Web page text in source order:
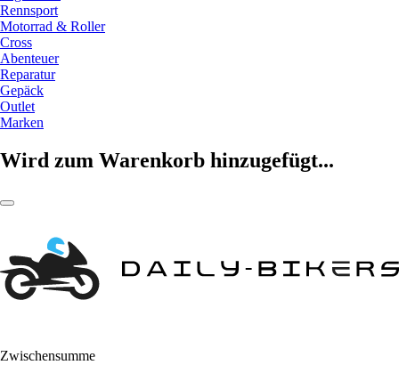
Rennsport
Motorrad & Roller
Cross
Abenteuer
Reparatur
Gepäck
Outlet
Marken
Wird zum Warenkorb hinzugefügt...
Zwischensumme